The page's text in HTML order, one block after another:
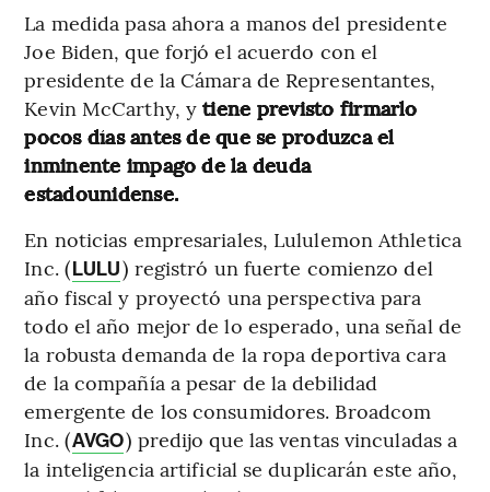
La medida pasa ahora a manos del presidente
Joe Biden, que forjó el acuerdo con el
presidente de la Cámara de Representantes,
Kevin McCarthy, ytiene previsto firmarlo
pocos días antes de que se produzca el
inminente impago de la deuda
estadounidense.
En noticias empresariales, Lululemon Athletica
Inc. (LULU) registró un fuerte comienzo del
año fiscal y proyectó una perspectiva para
todo el año mejor de lo esperado, una señal de
la robusta demanda de la ropa deportiva cara
de la compañía a pesar de la debilidad
emergente de los consumidores. Broadcom
Inc. (AVGO) predijo que las ventas vinculadas a
la inteligencia artificial se duplicarán este año,